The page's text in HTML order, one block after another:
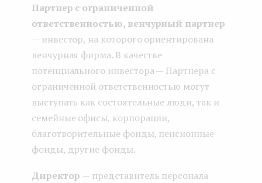
Партнер с ограниченной
ответственностью, венчурный партнер
— инвестор, на которого ориентирована
венчурная фирма. В качестве
потенциального инвестора — Партнера с
ограниченной ответственностью могут
выступать как состоятельные люди, так и
семейные офисы, корпорации,
благотворительные фонды, пенсионные
фонды, другие фонды.
Директор — представитель персонала